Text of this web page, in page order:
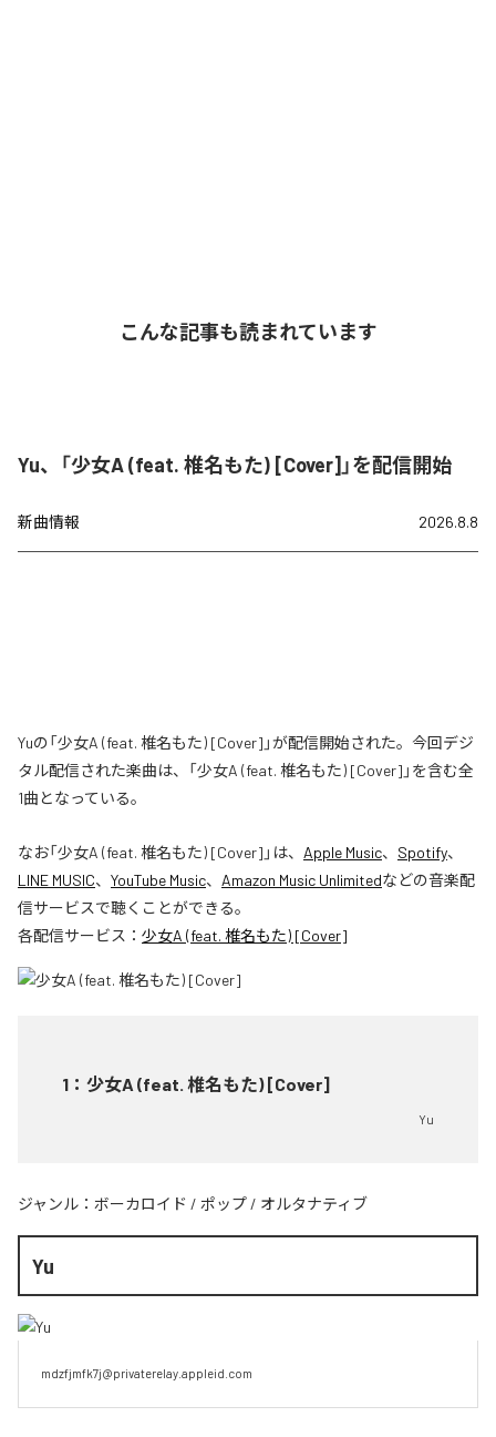
こんな記事も読まれています
Yu、「少女A (feat. 椎名もた) [Cover]」を配信開始
新曲情報 2026.8.8
Yuの「少女A (feat. 椎名もた) [Cover]」が配信開始された。今回デジ
タル配信された楽曲は、「少女A (feat. 椎名もた) [Cover]」を含む全
1曲となっている。
なお「少女A (feat. 椎名もた) [Cover] 」は、 Apple Music、 Spotify、
LINE MUSIC、 YouTube Music、 Amazon Music Unlimitedなどの音楽配
信サービスで聴くことができる。
各配信サービス： 少女A (feat. 椎名もた) [Cover]
1 ： 少女A (feat. 椎名もた) [Cover]
Yu
ジャンル： ボーカロイド / ポップ / オルタナティブ
Yu
mdzfjmfk7j@privaterelay.appleid.com